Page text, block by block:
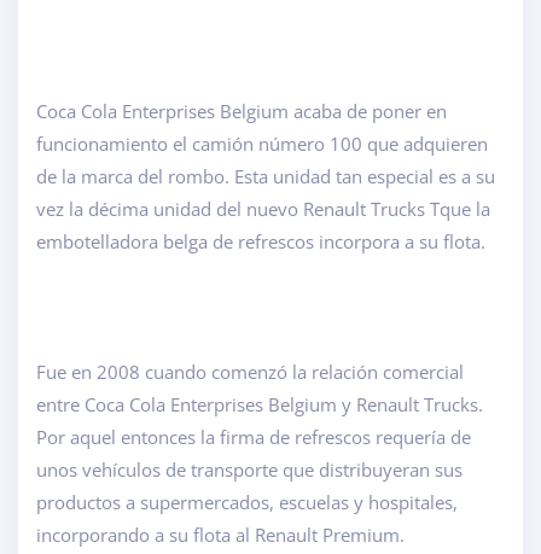
Coca Cola Enterprises Belgium acaba de poner en
funcionamiento el camión número 100 que adquieren
de la marca del rombo. Esta unidad tan especial es a su
vez la décima unidad del nuevo Renault Trucks Tque la
embotelladora belga de refrescos incorpora a su flota.
Fue en 2008 cuando comenzó la relación comercial
entre Coca Cola Enterprises Belgium y Renault Trucks.
Por aquel entonces la firma de refrescos requería de
unos vehículos de transporte que distribuyeran sus
productos a supermercados, escuelas y hospitales,
incorporando a su flota al Renault Premium.